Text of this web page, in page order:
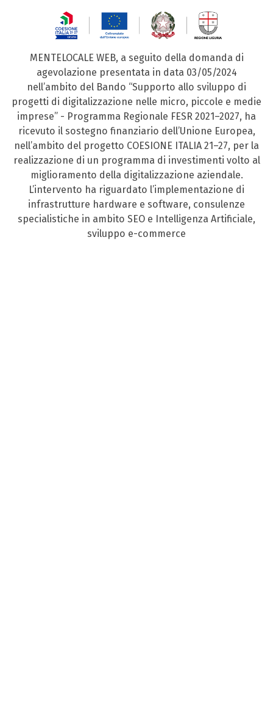
MENTELOCALE WEB, a seguito della domanda di
agevolazione presentata in data 03/05/2024
nell’ambito del Bando “Supporto allo sviluppo di
progetti di digitalizzazione nelle micro, piccole e medie
imprese” - Programma Regionale FESR 2021–2027, ha
ricevuto il sostegno finanziario dell’Unione Europea,
nell’ambito del progetto COESIONE ITALIA 21–27, per la
realizzazione di un programma di investimenti volto al
miglioramento della digitalizzazione aziendale.
L’intervento ha riguardato l’implementazione di
infrastrutture hardware e software, consulenze
specialistiche in ambito SEO e Intelligenza Artificiale,
sviluppo e-commerce